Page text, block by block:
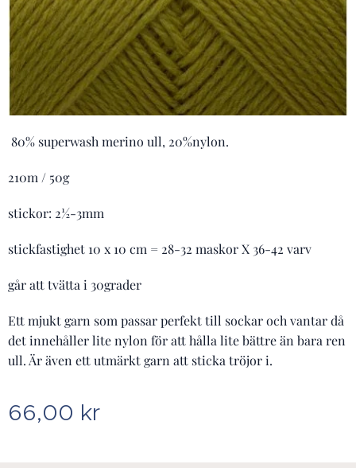
80% superwash merino ull, 20%nylon.
210m / 50g
stickor: 2½-3mm
stickfastighet 10 x 10 cm = 28-32 maskor X 36-42 varv
går att tvätta i 30grader
Ett mjukt garn som passar perfekt till sockar och vantar då
det innehåller lite nylon för att hålla lite bättre än bara ren
ull. Är även ett utmärkt garn att sticka tröjor i.
66,00 kr